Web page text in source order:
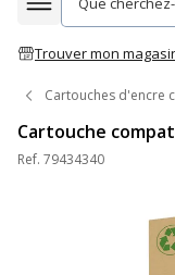
Afficher la
Trouver mon
Cartouches d'encre
Cartouche
Ref. 79434340